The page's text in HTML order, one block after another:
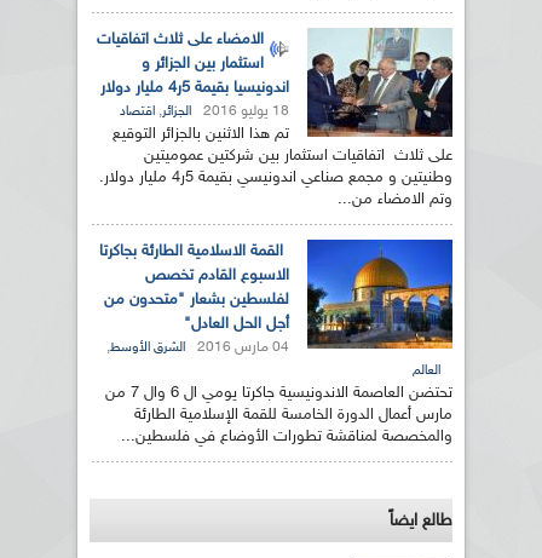
الامضاء على ثلاث اتفاقيات
استثمار بين الجزائر و
اندونيسيا بقيمة 5ر4 مليار دولار
18 يوليو 2016 الجزائر, اقتصاد
تم هذا الاثنين بالجزائر التوقيع
على ثلاث اتفاقيات استثمار بين شركتين عموميتين
وطنيتين و مجمع صناعي اندونيسي بقيمة 5ر4 مليار دولار.
وتم الامضاء من...
القمة الاسلامية الطارئة بجاكرتا
الاسبوع القادم تخصص
لفلسطين بشعار "متحدون من
أجل الحل العادل"
04 مارس 2016 الشرق الأوسط,
العالم
تحتضن العاصمة الاندونيسية جاكرتا يومي ال 6 وال 7 من
مارس أعمال الدورة الخامسة للقمة الإسلامية الطارئة
والمخصصة لمناقشة تطورات الأوضاع في فلسطين...
طالع ايضاً